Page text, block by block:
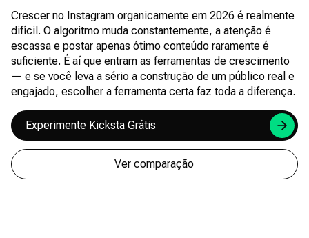
Crescer no Instagram organicamente em 2026 é realmente
difícil. O algoritmo muda constantemente, a atenção é
escassa e postar apenas ótimo conteúdo raramente é
suficiente. É aí que entram as ferramentas de crescimento
— e se você leva a sério a construção de um público real e
engajado, escolher a ferramenta certa faz toda a diferença.
Experimente Kicksta Grátis
Ver comparação